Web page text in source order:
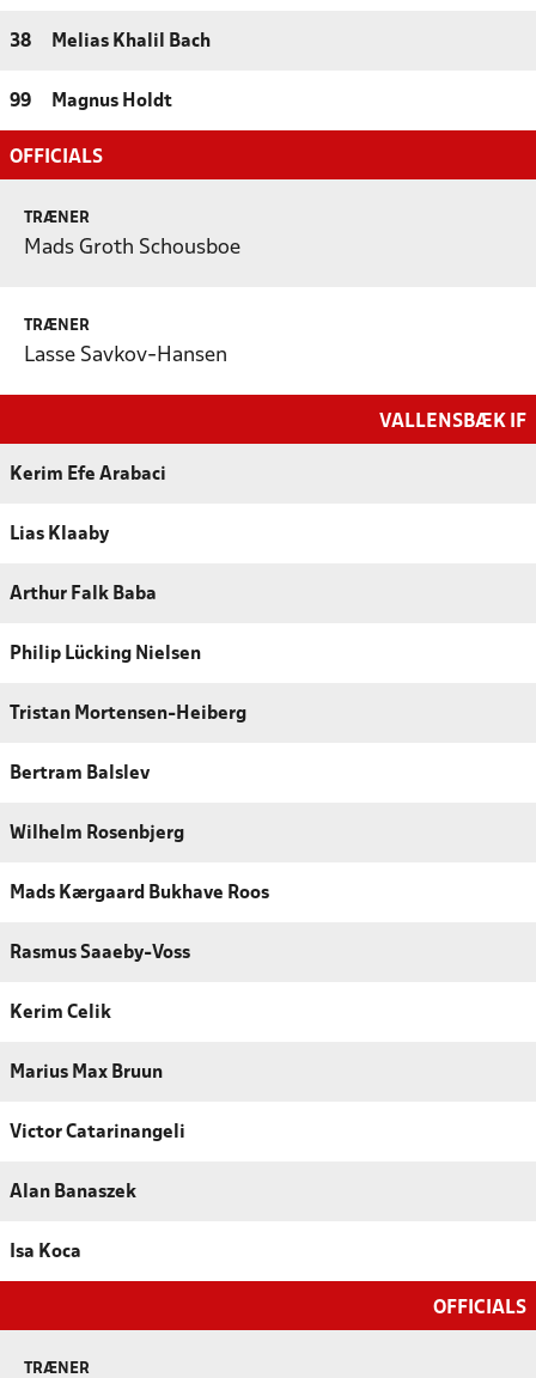
38 Melias Khalil Bach
99 Magnus Holdt
OFFICIALS
TRÆNER
Mads Groth Schousboe
TRÆNER
Lasse Savkov-Hansen
VALLENSBÆK IF
Kerim Efe Arabaci
Lias Klaaby
Arthur Falk Baba
Philip Lücking Nielsen
Tristan Mortensen-Heiberg
Bertram Balslev
Wilhelm Rosenbjerg
Mads Kærgaard Bukhave Roos
Rasmus Saaeby-Voss
Kerim Celik
Marius Max Bruun
Victor Catarinangeli
Alan Banaszek
Isa Koca
OFFICIALS
TRÆNER